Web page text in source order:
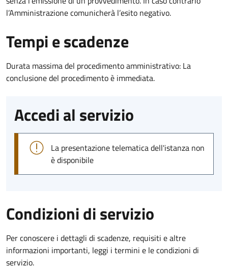
l’Amministrazione comunicherà l’esito negativo.
Tempi e scadenze
Durata massima del procedimento amministrativo: La
conclusione del procedimento è immediata.
Accedi al servizio
La presentazione telematica dell'istanza non
è disponibile
Condizioni di servizio
Per conoscere i dettagli di scadenze, requisiti e altre
informazioni importanti, leggi i termini e le condizioni di
servizio.